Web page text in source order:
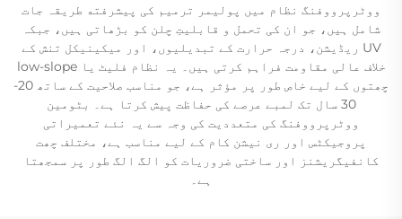
ووٹرپرووفنگ نظام میں پولیمر ترمیم کی پیشرفته طریقہ جات
شامل ہیں، جو ان کی تحمل و قابلیتِ چلن کو بڑھاتی ہیں، جبکہ
UV ریڈیشن، درجہ حرارت کے تبدیلیوں، اور میکینیکل تنش کے
خلاف عالی مقاومت فراہم کرتی ہیں۔ یہ نظام فلیٹ یا low-slope
چھتوں کے لیے خاص طور پر مؤثر ہے، جو مناسب صلاحیت کے ساتھ 20-
30 سال تک لمبے عرصے کی حفاظت پیش کرتا ہے۔ بٹومین
ووٹرپرووفنگ کی متعددیت کی وجہ سے یہ نئے تعمیراتی
پروجیکٹس اور ری نیشن کام کے لیے مناسب ہے، مختلف چھت
کانفیگریشنز اور ساختی ضروریات کو الگ الگ طور پر سمجھتا
ہے۔